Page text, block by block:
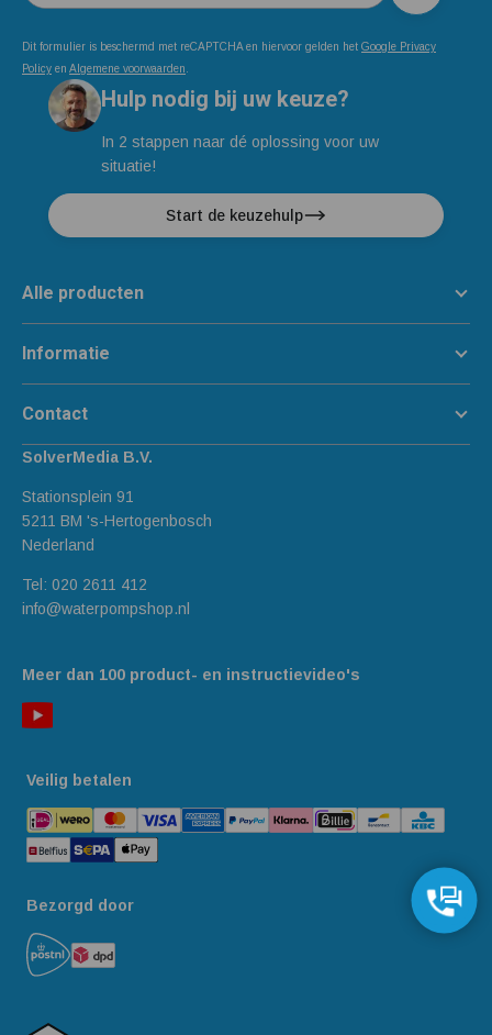
Dit formulier is beschermd met reCAPTCHA en hiervoor gelden het Google Privacy
Policy en Algemene voorwaarden.
Hulp nodig bij uw keuze?
In 2 stappen naar dé oplossing voor uw
situatie!
Start de keuzehulp
Meer dan 100 product- en instructievideo's
Alle producten
Informatie
Contact
SolverMedia B.V.
Stationsplein 91
5211 BM 's-Hertogenbosch
Nederland
Tel: 020 2611 412
info@waterpompshop.nl
Veilig betalen
Bezorgd door